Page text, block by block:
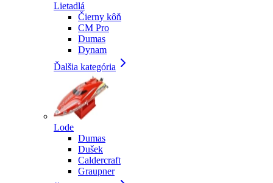
Lietadlá
Čierny kôň
CM Pro
Dumas
Dynam
Ďalšia kategória
Lode
Dumas
Dušek
Caldercraft
Graupner